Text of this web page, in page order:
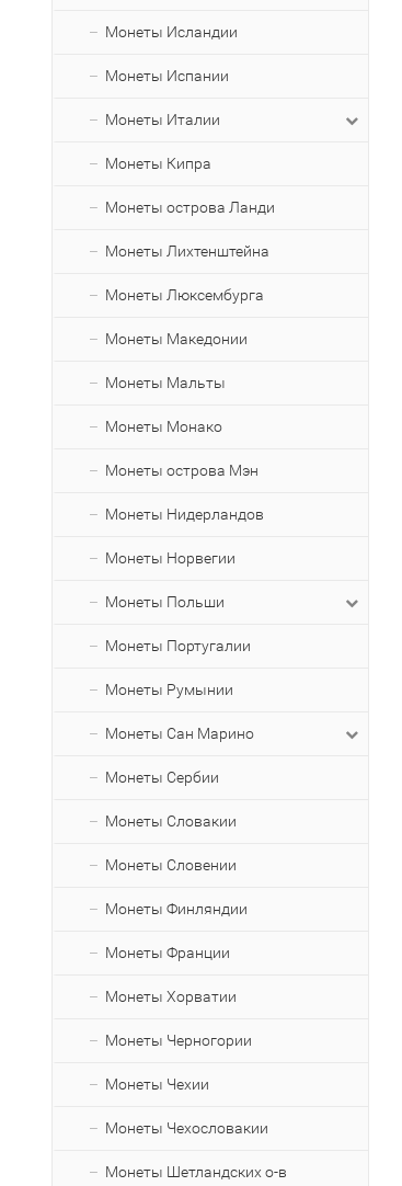
Монеты Исландии
Монеты Испании
Монеты Италии
Монеты Кипра
Монеты острова Ланди
Монеты Лихтенштейна
Монеты Люксембурга
Монеты Македонии
Монеты Мальты
Монеты Монако
Монеты острова Мэн
Монеты Нидерландов
Монеты Норвегии
Монеты Польши
Монеты Португалии
Монеты Румынии
Монеты Сан Марино
Монеты Сербии
Монеты Словакии
Монеты Словении
Монеты Финляндии
Монеты Франции
Монеты Хорватии
Монеты Черногории
Монеты Чехии
Монеты Чехословакии
Монеты Шетландских о-в